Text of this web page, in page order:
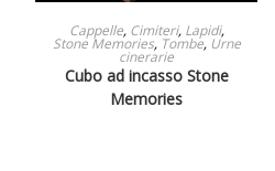
LEGGI TUTTO
Cappelle, Cimiteri, Lapidi,
Stone Memories, Tombe, Urne
cinerarie
Cubo ad incasso Stone
Memories